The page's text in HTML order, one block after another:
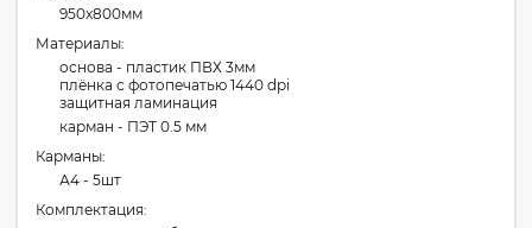
950x800мм
Материалы:
основа - пластик ПВХ 3мм
плёнка с фотопечатью 1440 dpi
защитная ламинация
карман - ПЭТ 0.5 мм
Карманы:
А4 - 5шт
Комплектация: